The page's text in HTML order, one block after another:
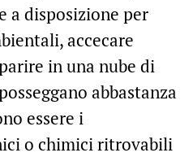
a disposizione per
accecare
in una nube di
abbastanza
essere i
o chimici ritrovabili